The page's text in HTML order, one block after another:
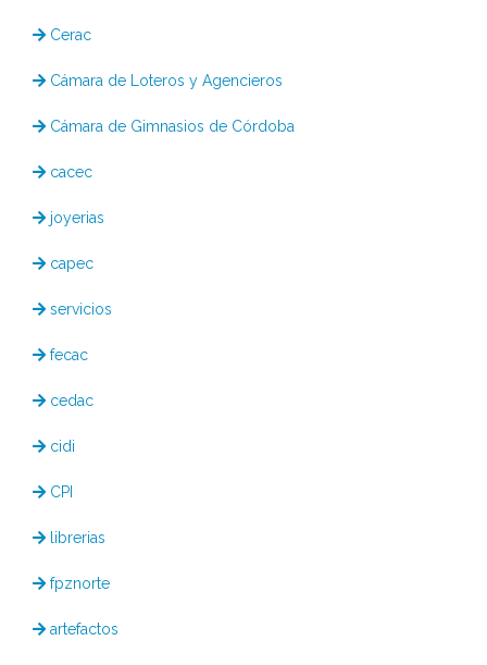
Cerac
Cámara de Loteros y Agencieros
Cámara de Gimnasios de Córdoba
cacec
joyerias
capec
servicios
fecac
cedac
cidi
CPI
librerias
fpznorte
artefactos